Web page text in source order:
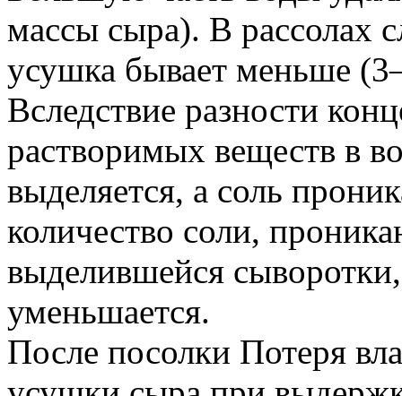
массы сыра). В рассолах
усушка бывает меньше
Вследствие разности
растворимых веществ в
выделяется, а соль
количество соли,
выделившейся
уменьшается.
После посолки Потеря